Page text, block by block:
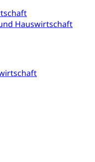
Hauswirtschaft